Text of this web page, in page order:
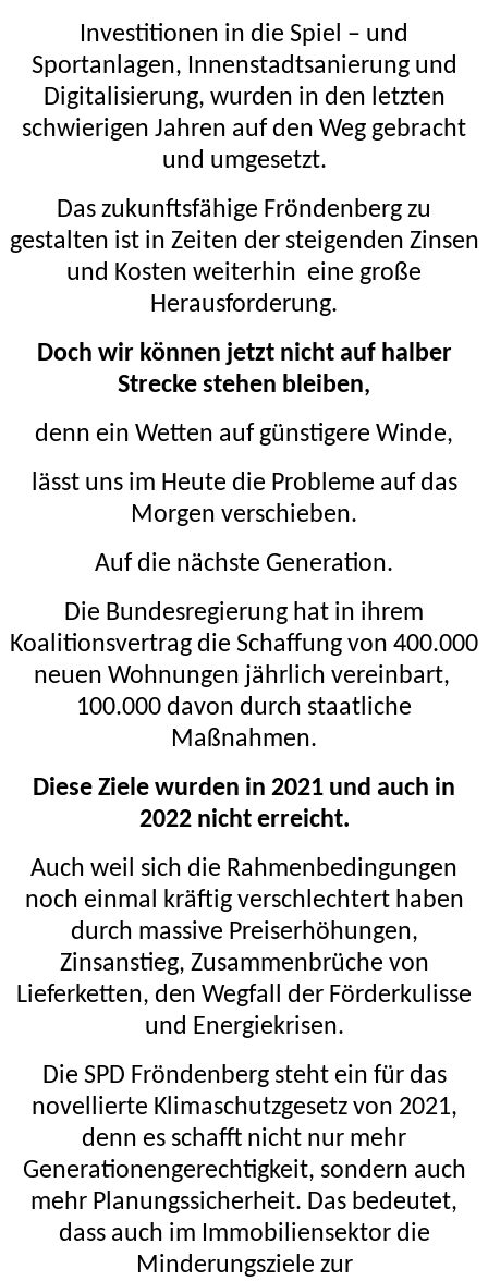
Investitionen in die Spiel – und
Sportanlagen, Innenstadtsanierung und
Digitalisierung, wurden in den letzten
schwierigen Jahren auf den Weg gebracht
und umgesetzt.
Das zukunftsfähige Fröndenberg zu
gestalten ist in Zeiten der steigenden Zinsen
und Kosten weiterhin eine große
Herausforderung.
Doch wir können jetzt nicht auf halber
Strecke stehen bleiben,
denn ein Wetten auf günstigere Winde,
lässt uns im Heute die Probleme auf das
Morgen verschieben.
Auf die nächste Generation.
Die Bundesregierung hat in ihrem
Koalitionsvertrag die Schaffung von 400.000
neuen Wohnungen jährlich vereinbart,
100.000 davon durch staatliche
Maßnahmen.
Diese Ziele wurden in 2021 und auch in
2022 nicht erreicht.
Auch weil sich die Rahmenbedingungen
noch einmal kräftig verschlechtert haben
durch massive Preiserhöhungen,
Zinsanstieg, Zusammenbrüche von
Lieferketten, den Wegfall der Förderkulisse
und Energiekrisen.
Die SPD Fröndenberg steht ein für das
novellierte Klimaschutzgesetz von 2021,
denn es schafft nicht nur mehr
Generationengerechtigkeit, sondern auch
mehr Planungssicherheit. Das bedeutet,
dass auch im Immobiliensektor die
Minderungsziele zur